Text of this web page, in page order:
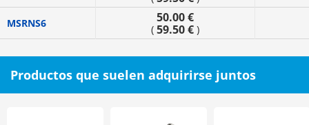
MSRNS6 50.00 €
( 59.50 € )
Productos que suelen adquirirse juntos